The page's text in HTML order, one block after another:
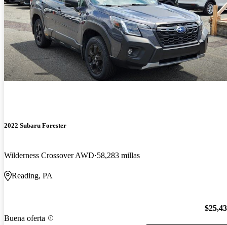
2022 Subaru Forester
Wilderness Crossover AWD 58,283 millas
Reading, PA
Buena oferta